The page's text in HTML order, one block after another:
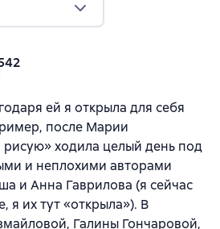
ей я открыла для себя
после Марии
рисую» ходила целый день под
и неплохими авторами
и Анна Гаврилова (я сейчас
я их тут «открыла»). В
Галины Гончаровой,